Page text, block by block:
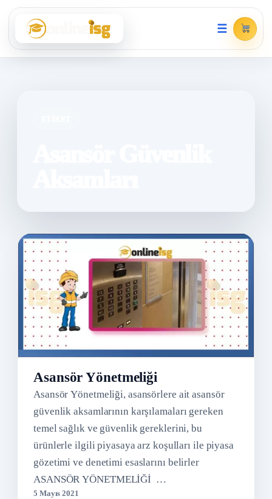
☰
Asansör Yönetmeliği
Asansör Yönetmeliği, asansörlere ait asansör
güvenlik aksamlarının karşılamaları gereken
temel sağlık ve güvenlik gereklerini, bu
ürünlerle ilgili piyasaya arz koşulları ile piyasa
gözetimi ve denetimi esaslarını belirler
ASANSÖR YÖNETMELİĞİ …
5 Mayıs 2021